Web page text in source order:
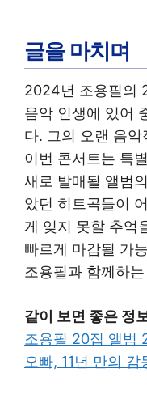
글을 마치며
2024년 조용필의
음악 인생에 있어
다. 그의 오랜 음
이번 콘서트는 특
새로 발매될 앨범
았던 히트곡들이
게 잊지 못할 추억
빠르게 마감될 가
조용필과 함께하
같이 보면 좋은 정
조용필 20집 앨범
오빠, 11년 만의 감